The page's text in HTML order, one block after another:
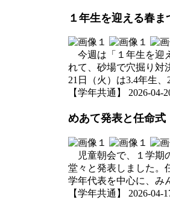
１年生を迎える春ま
今週は「１年生を迎
れて、砂場で穴掘り対
21日（火）は3.4年生
【学年共通】 2026-04-
めあて発表と任命式
児童朝会で、１学期
堂々と発表しました。
学年代表を中心に、み
【学年共通】 2026-04-